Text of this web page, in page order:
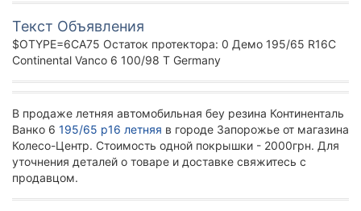
Текст Объявления
$OTYPE=6CA75 Остаток протектора: 0 Демо 195/65 R16C
Continental Vanco 6 100/98 T Germany
В продаже летняя автомобильная беу резина Континенталь
Ванко 6 195/65 р16 летняя в городе Запорожье от магазина
Колесо-Центр. Стоимость одной покрышки - 2000грн. Для
уточнения деталей о товаре и доставке свяжитесь с
продавцом.